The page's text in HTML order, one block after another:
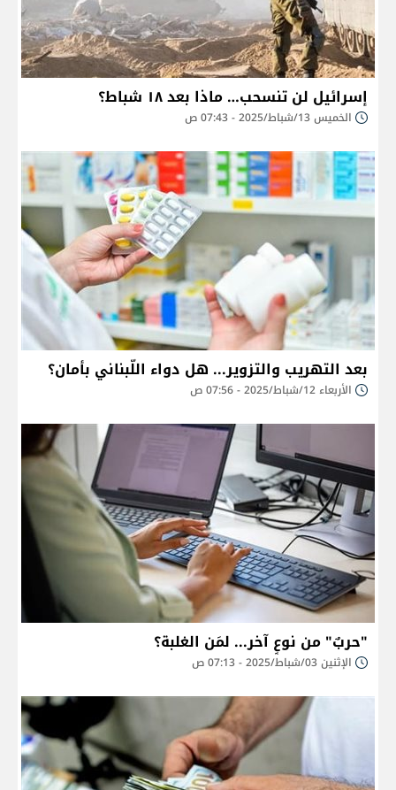
إسرائيل لن تنسحب… ماذا بعد ١٨ شباط؟
الخميس 13/شباط/2025 - 07:43 ص
بعد التهريب والتزوير... هل دواء اللّبناني بأمان؟
الأربعاء 12/شباط/2025 - 07:56 ص
"حربٌ" من نوعٍ آخر... لمَن الغلبة؟
الإثنين 03/شباط/2025 - 07:13 ص